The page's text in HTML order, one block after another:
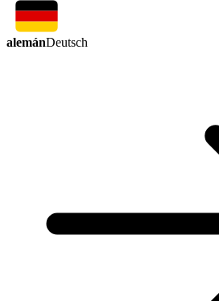
alemánDeutsch